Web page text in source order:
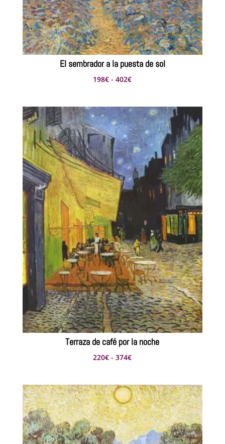
El sembrador a la puesta de sol
198€ - 402€Rango
precios:
desde
198€
hasta
402€
Terraza de café por la noche
220€ - 374€Rango
precios:
desde
220€
hasta
374€